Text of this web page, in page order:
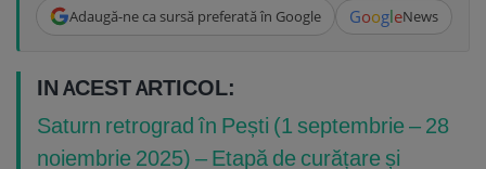
Adaugă-ne ca sursă preferată în Google GoogleNews
IN ACEST ARTICOL:
Saturn retrograd în Pești (1 septembrie – 28
noiembrie 2025) – Etapă de curățare și